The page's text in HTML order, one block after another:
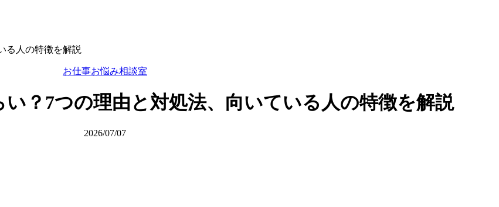
る人の特徴を解説
お仕事お悩み相談室
？7つの理由と対処法、向いている人の特徴を解説
2026/07/07